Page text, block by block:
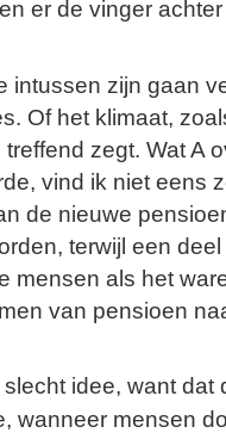
er de vinger
intussen zijn gaan
Of het klimaat,
treffend zegt. Wat A
vind ik niet eens
de nieuwe
terwijl een
mensen als het
van pensioen
slecht idee, want
wanneer mensen